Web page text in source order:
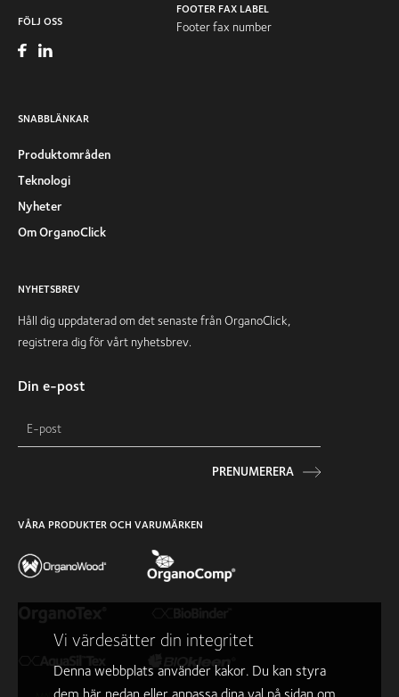
FÖLJ OSS
FOOTER FAX LABEL
Footer fax number
SNABBLÄNKAR
Produktområden
Teknologi
Nyheter
Om OrganoClick
NYHETSBREV
Håll dig uppdaterad om det senaste från OrganoClick,
registrera dig för vårt nyhetsbrev.
Din e-post
PRENUMERERA
VÅRA PRODUKTER OCH VARUMÄRKEN
Vi värdesätter din integritet
Denna webbplats använder kakor. Du kan styra